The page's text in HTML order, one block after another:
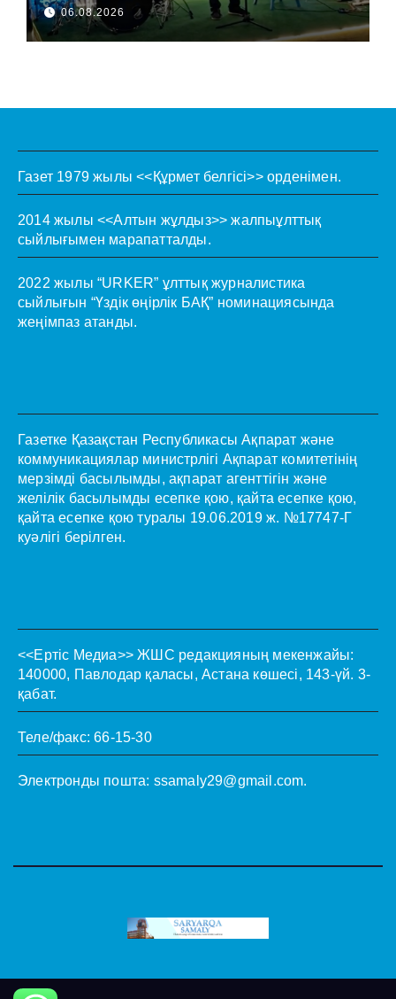
06.08.2026
Газет 1979 жылы <<Құрмет белгісі>> орденімен.
2014 жылы <<Алтын жұлдыз>> жалпыұлттық
сыйлығымен марапатталды.
2022 жылы “URKER” ұлттық журналистика
сыйлығын “Үздік өңірлік БАҚ” номинациясында
жеңімпаз атанды.
Газетке Қазақстан Республикасы Ақпарат және
коммуникациялар министрлігі Ақпарат комитетінің
мерзімді басылымды, ақпарат агенттігін және
желілік басылымды есепке қою, қайта есепке қою,
қайта есепке қою туралы 19.06.2019 ж. №17747-Г
куәлігі берілген.
<<Ертіс Медиа>> ЖШС редакцияның мекенжайы:
140000, Павлодар қаласы, Астана көшесі, 143-үй. 3-
қабат.
Теле/факс: 66-15-30
Электронды пошта: ssamaly29@gmail.com.